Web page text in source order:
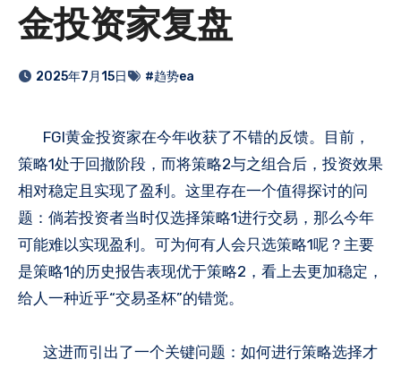
金投资家复盘
2025年7月15日 #趋势ea
FGI黄金投资家在今年收获了不错的反馈。目前，
策略1处于回撤阶段，而将策略2与之组合后，投资效果
相对稳定且实现了盈利。这里存在一个值得探讨的问
题：倘若投资者当时仅选择策略1进行交易，那么今年
可能难以实现盈利。可为何有人会只选策略1呢？主要
是策略1的历史报告表现优于策略2，看上去更加稳定，
给人一种近乎“交易圣杯”的错觉。
这进而引出了一个关键问题：如何进行策略选择才